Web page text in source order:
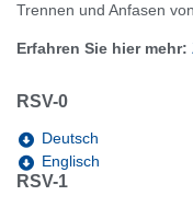
Trennen und Anfasen
Erfahren Sie hier mehr:
RSV-0
Deutsch
Englisch
RSV-1